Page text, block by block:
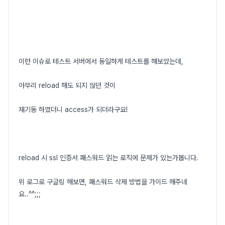
이런 이슈로 테스트 서버에서 동일하게 테스트를 해보았는데,
아무리 reload 해도 되지 않던 것이
재기동 하였더니 access가 되더라구요!
reload 시 ssl 인증서 패스워드 읽는 로직에 문제가 있는가봅니다.
위 로그로 구글링 해보면, 패스워드 삭제 방법을 가이드 해주네
요..^^;;;